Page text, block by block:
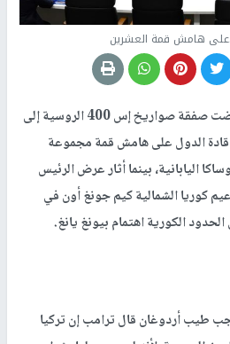
..على هامش قمة العشرين
فرضت صفقة صواريخ إس 400 الروسية إلى
قادة الدول على هامش قمة مجموعة
اليابانية، بينما أثار عرض الرئيس
كوريا الشمالية كيم جونغ أون في
الكورية اهتمام بيونغ يانغ.
طيب أردوغان قال ترامب إن تركيا